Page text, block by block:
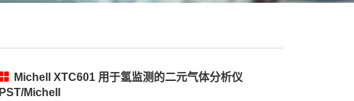
Michell XTC601 用于氢监测的二元气体分析仪
PST/Michell